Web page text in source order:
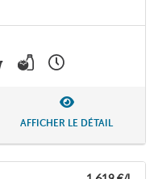
AFFICHER LE DÉTAIL